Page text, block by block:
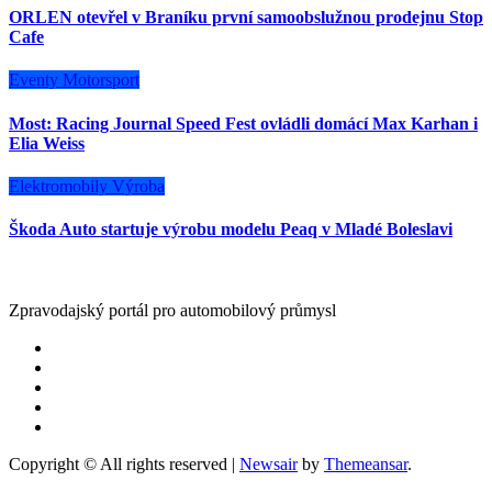
ORLEN otevřel v Braníku první samoobslužnou prodejnu Stop
Cafe
Eventy Motorsport
Most: Racing Journal Speed Fest ovládli domácí Max Karhan i
Elia Weiss
Elektromobily Výroba
Škoda Auto startuje výrobu modelu Peaq v Mladé Boleslavi
Zpravodajský portál pro automobilový průmysl
Copyright © All rights reserved | Newsairby Themeansar.